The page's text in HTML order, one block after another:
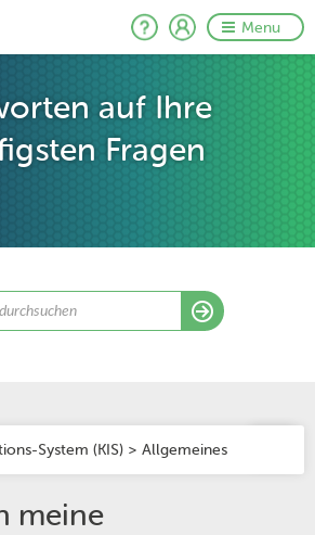
Menu
auf Ihre
Fragen
System (KIS) > Allgemeines
meine